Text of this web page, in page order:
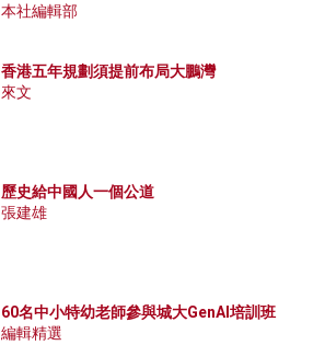
本社編輯部
香港五年規劃須提前布局大鵬灣
來文
歷史給中國人一個公道
張建雄
60名中小特幼老師參與城大GenAI培訓班
編輯精選